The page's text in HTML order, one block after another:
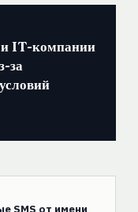
и IT-компании
за
SMS от имени